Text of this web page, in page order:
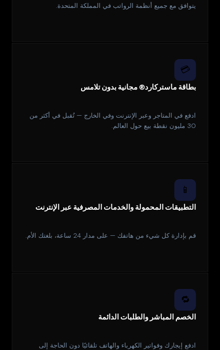
يتوافق مع جميع أنظمة الرواتب في المملكة المتحدة.
💳
بطاقة ماستركارد® مجانية بدون تلامس
ادفع في المتاجر وعبر الإنترنت وفي الخارج — تُقبل في أكثر من
30 مليون نقطة بيع حول العالم.
📱
التطبيقات المحمولة والخدمات المصرفية عبر الإنترنت
قم بإدارة كل شيء من هاتفك — على مدار 24 ساعة، بلغتك الأم.
🔁
الخصم المباشر والطلبات الدائمة
ادفع إيجارك وفواتير الكهرباء والهاتف تلقائيًا دون الحاجة إلى